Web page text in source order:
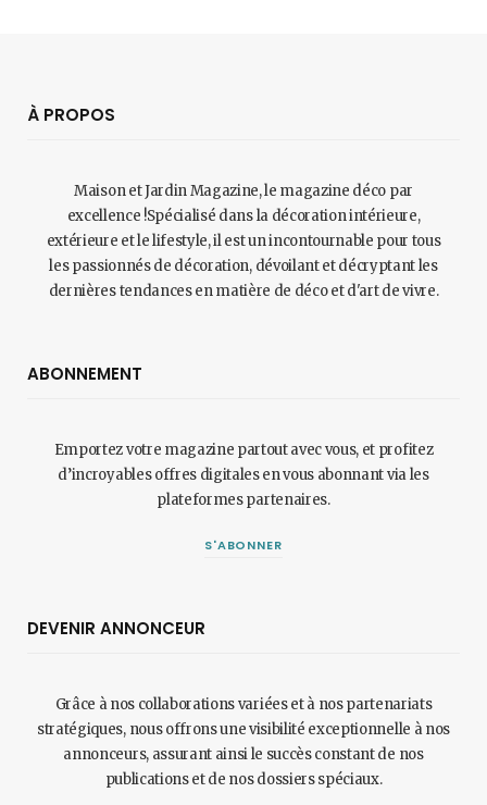
À PROPOS
Maison et Jardin Magazine, le magazine déco par
excellence !Spécialisé dans la décoration intérieure,
extérieure et le lifestyle, il est un incontournable pour tous
les passionnés de décoration, dévoilant et décryptant les
dernières tendances en matière de déco et d'art de vivre.
ABONNEMENT
Emportez votre magazine partout avec vous, et profitez
d’incroyables offres digitales en vous abonnant via les
plateformes partenaires.
S'ABONNER
DEVENIR ANNONCEUR
Grâce à nos collaborations variées et à nos partenariats
stratégiques, nous offrons une visibilité exceptionnelle à nos
annonceurs, assurant ainsi le succès constant de nos
publications et de nos dossiers spéciaux.